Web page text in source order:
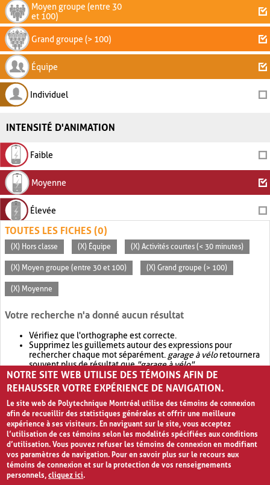
Moyen groupe (entre 30
et 100)
Grand groupe (> 100)
Équipe
Individuel
INTENSITÉ D'ANIMATION
Faible
Moyenne
Élevée
TOUTES LES FICHES (0)
(X) Hors classe (X) Équipe (X) Activités courtes (< 30 minutes)
(X) Moyen groupe (entre 30 et 100) (X) Grand groupe (> 100)
(X) Moyenne
Votre recherche n'a donné aucun résultat
Vérifiez que l'orthographe est correcte.
Supprimez les guillemets autour des expressions pour
rechercher chaque mot séparément. garage à véloretournera
souvent plus de résultat que"garage à vélo".
Envisagez d'élargir votre recherche avec OR.garage OR vélo
retournera souvent plus de résultat quegarage à vélo
NOTRE SITE WEB UTILISE DES TÉMOINS AFIN DE
REHAUSSER VOTRE EXPÉRIENCE DE NAVIGATION.
Le site web de Polytechnique Montréal utilise des témoins de connexion
afin de recueillir des statistiques générales et offrir une meilleure
expérience à ses visiteurs. En naviguant sur le site, vous acceptez
l’utilisation de ces témoins selon les modalités spécifiées aux conditions
d’utilisation. Vous pouvez refuser les témoins de connexion en modifiant
vos paramètres de navigation. Pour en savoir plus sur le recours aux
témoins de connexion et sur la protection de vos renseignements
personnels,cliquez ici.